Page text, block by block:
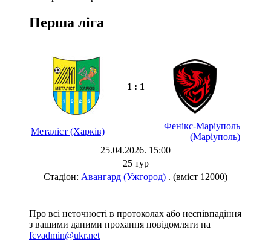
Перша ліга
1 : 1
Металіст (Харків)
Фенікс-Маріуполь
(Маріуполь)
25.04.2026. 15:00
25 тур
Стадіон: Авангард (Ужгород) . (вміст 12000)
Про всі неточності в протоколах або неспівпадіння
з вашими даними прохання повідомляти на
fcvadmin@ukr.net